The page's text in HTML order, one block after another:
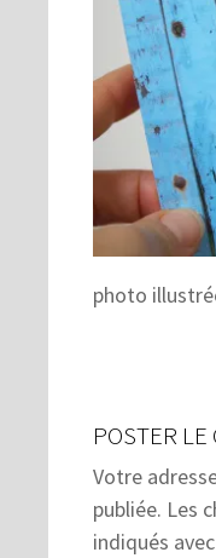
photo
POSTER
Votre
publiée. Les
indiqués avec